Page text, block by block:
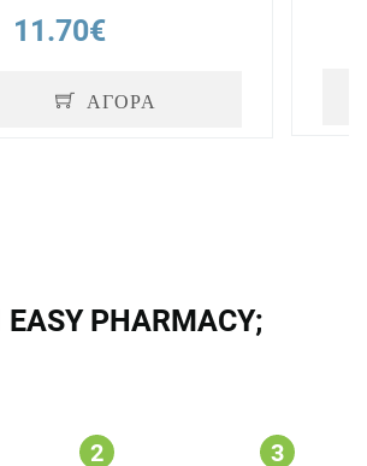
11.70€
ΑΓΟΡΑ
EASY PHARMACY;